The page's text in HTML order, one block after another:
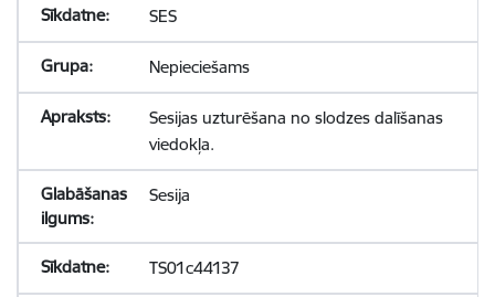
SES
Nepieciešams
Sesijas uzturēšana no slodzes dalīšanas
viedokļa.
Sesija
TS01c44137